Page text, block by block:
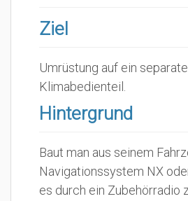
Ziel
Umrüstung auf ein
Klimabedienteil.
Hintergrund
Baut man aus seinem
Navigationssystem NX
es durch ein Zubehörradio